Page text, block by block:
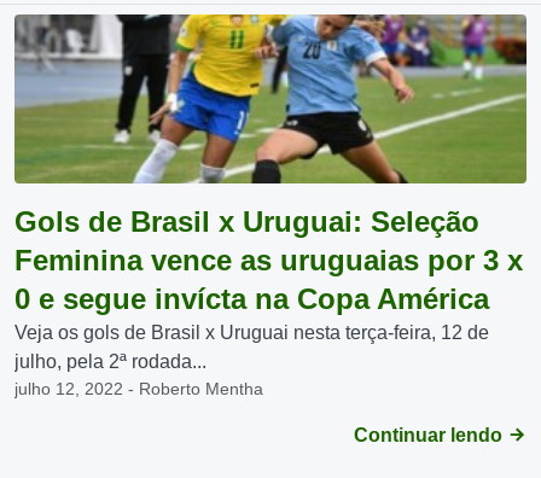
Gols de Brasil x Uruguai: Seleção
Feminina vence as uruguaias por 3 x
0 e segue invícta na Copa América
Veja os gols de Brasil x Uruguai nesta terça-feira, 12 de
julho, pela 2ª rodada...
julho 12, 2022 - Roberto Mentha
Continuar lendo